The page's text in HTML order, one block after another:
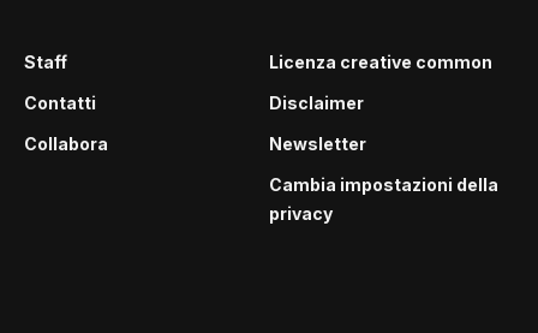
Staff
Contatti
Collabora
Licenza creative common
Disclaimer
Newsletter
Cambia impostazioni della
privacy